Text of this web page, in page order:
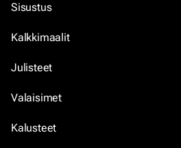
Sisustus
Kalkkimaalit
Julisteet
Valaisimet
Kalusteet